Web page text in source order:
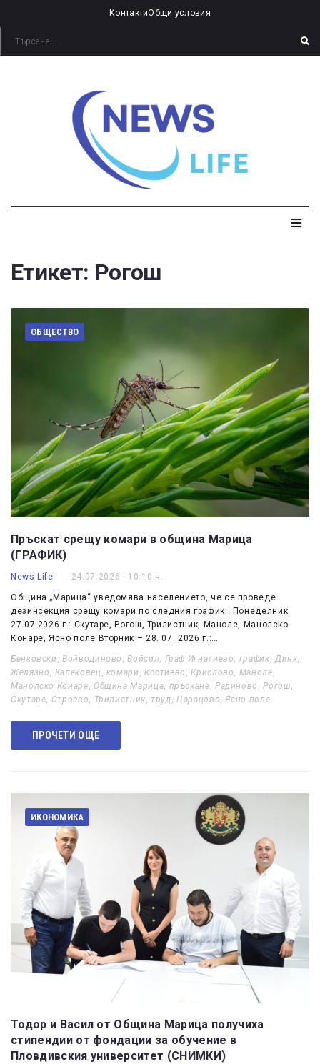
КонтактиОбщи условия
Етикет: Рогош
ОБЩЕСТВО
Пръскат срещу комари в община Марица
(ГРАФИК)
News Life 24.07.2026 - 10:10 ч.
Община „Марица“ уведомява населението, че се проведе
дезинсекция срещу комари по следния график:. Понеделник
27.07.2026 г.: Скутаре, Рогош, Трилистник, Маноле, Манолско
Конаре, Ясно поле Вторник – 28. 07. 2026 г.:…
Бенковски ,Войводиново ,Войсил, Граф Игнатиево, график, Динк,
Желязно, Калековец , комари , Костиево ,Крислово, Маноле,
Манолско Конаре, Община Марица, пръскане, Радиново ,Рогош,
Скутаре, Строево, Трилистник,труд ,Царацово,Ясно поле
ПРОЧЕТИ ОЩЕ
ИКОНОМИКА
Тодор и Васил от Община Марица получиха
стипендии от фондации за обучение в
Пловдивския университет (СНИМКИ)